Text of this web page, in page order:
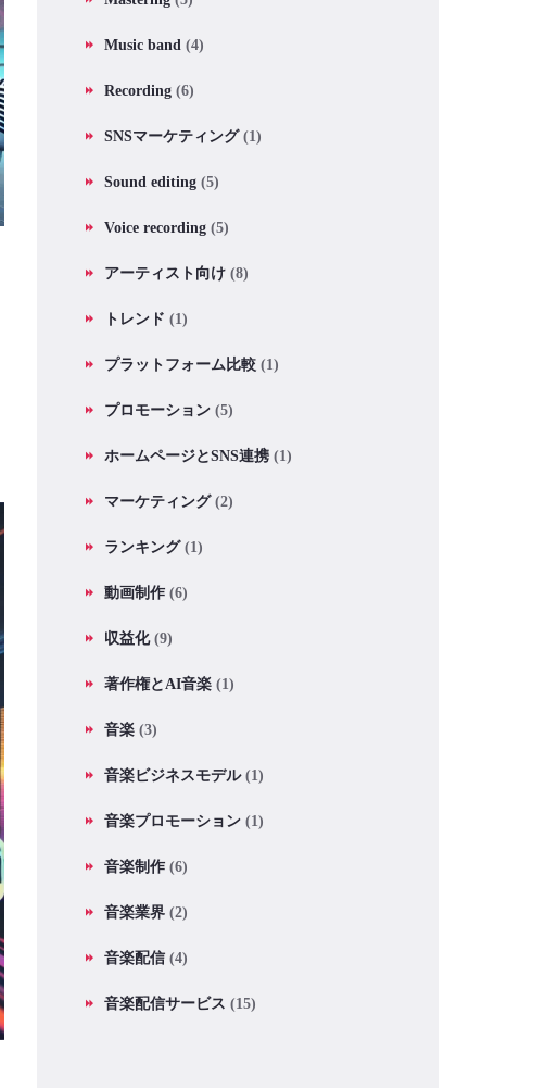
Music band (4)
Recording (6)
SNSマーケティング(1)
Sound editing (5)
Voice recording (5)
アーティスト向け (8)
トレンド (1)
プラットフォーム比較 (1)
プロモーション (5)
ホームページとSNS連携 (1)
マーケティング(2)
ランキング(1)
動画制作 (6)
収益化(9)
著作権とAI音楽 (1)
音楽 (3)
音楽ビジネスモデル(1)
音楽プロモーション (1)
音楽制作 (6)
音楽業界 (2)
音楽配信 (4)
音楽配信サービス (15)